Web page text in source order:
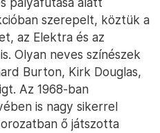
szerepelt, köztük a
az Elektra és az
Olyan neves színészek
Burton, Kirk Douglas,
Az 1968-ban
is nagy sikerrel
ő játszotta